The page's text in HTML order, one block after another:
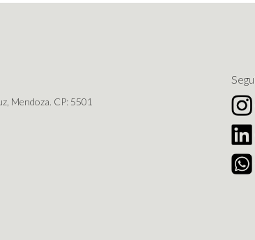
Mendoza. CP: 5501